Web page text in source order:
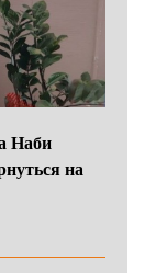
Наби
на